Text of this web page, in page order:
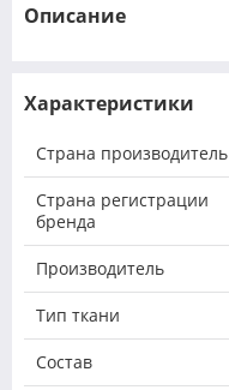
Описание
Характеристики
Страна производитель
Страна регистрации
бренда
Производитель
Тип ткани
Состав